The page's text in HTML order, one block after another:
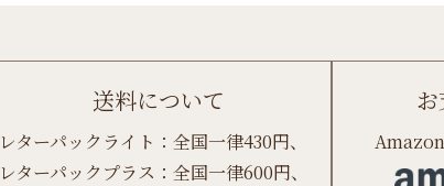
送料について
レターパックライト：全国一律430円、
レターパックプラス：全国一律600円、